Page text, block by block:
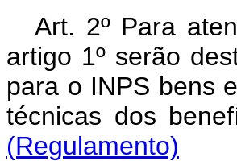
Art. 2º Para
artigo 1º serão
para o INPS bens
técnicas dos
(Regulamento)